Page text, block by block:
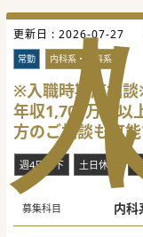
更新日 : 2026-07-27
常勤 内科系・外科系
※入職時期応相談
年収1,700万円以
方のご相談も可
週4日以下 土日休み
募集科目 内科